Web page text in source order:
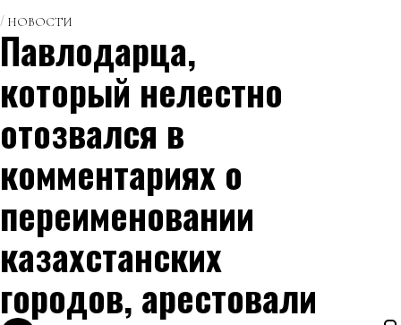
НОВОСТИ
Павлодарца,
который нелестно
отозвался в
комментариях о
переименовании
казахстанских
городов, арестовали